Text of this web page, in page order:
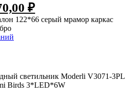
₽
122*66 серый мрамор каркас